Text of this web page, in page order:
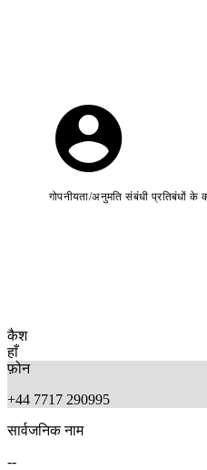
गोपनीयता/अनुमति संबंधी प्रतिबंधों के
कैश
हाँ
फ़ोन
+44 7717 290995
सार्वजनिक नाम
--